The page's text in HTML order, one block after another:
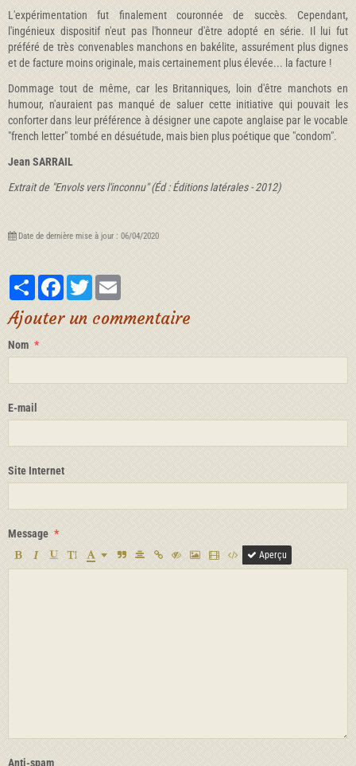
L'expérimentation fut finalement couronnée de succès. Cependant,
l'ingénieux dispositif n'eut pas l'honneur d'être adopté en série. Il lui fut
préféré de très convenables manchons en bakélite, assurément plus dignes
et de facture moins originale, mais certainement plus élevée... la facture !
Dommage tout de même, car les Britanniques, loin d'être manchots en
humour, n'auraient pas manqué de saluer cette initiative qui pouvait les
conforter dans leur préférence à désigner une capote anglaise par le vocable
"french letter" tombé en désuétude, mais bien plus poétique que "condom".
Jean SARRAIL
Extrait de "Envols vers l'inconnu" (Éd : Éditions latérales - 2012)
Date de dernière mise à jour : 06/04/2020
PartagerFacebookTwitter
Ajouter un commentaire
Nom
E-mail
Site Internet
Message
Aperçu
Anti-spam